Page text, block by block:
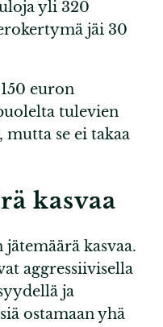
yli 320
jäi 30
euron
tulevien
se ei takaa
kasvaa
kasvaa.
aggressiivisella
ja
ostamaan yhä